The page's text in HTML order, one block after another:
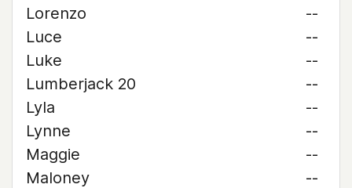
Lorenzo
--
Luce
--
Luke
--
Lumberjack 20
--
Lyla
--
Lynne
--
Maggie
--
Maloney
--